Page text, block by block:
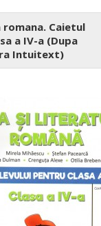
Caietul
a IV-a (Dupa
Intuitext)